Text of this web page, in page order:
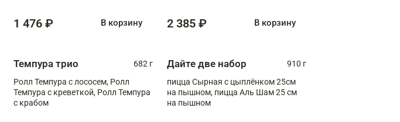
1 476 ₽ В корзину 2 385 ₽ В корзину
Темпура трио
682 г
Ролл Темпура с лососем, Ролл
Темпура с креветкой, Ролл Темпура
с крабом
Дайте две набор
910 г
пицца Сырная с цыплёнком 25см
на пышном, пицца Аль Шам 25 см
на пышном